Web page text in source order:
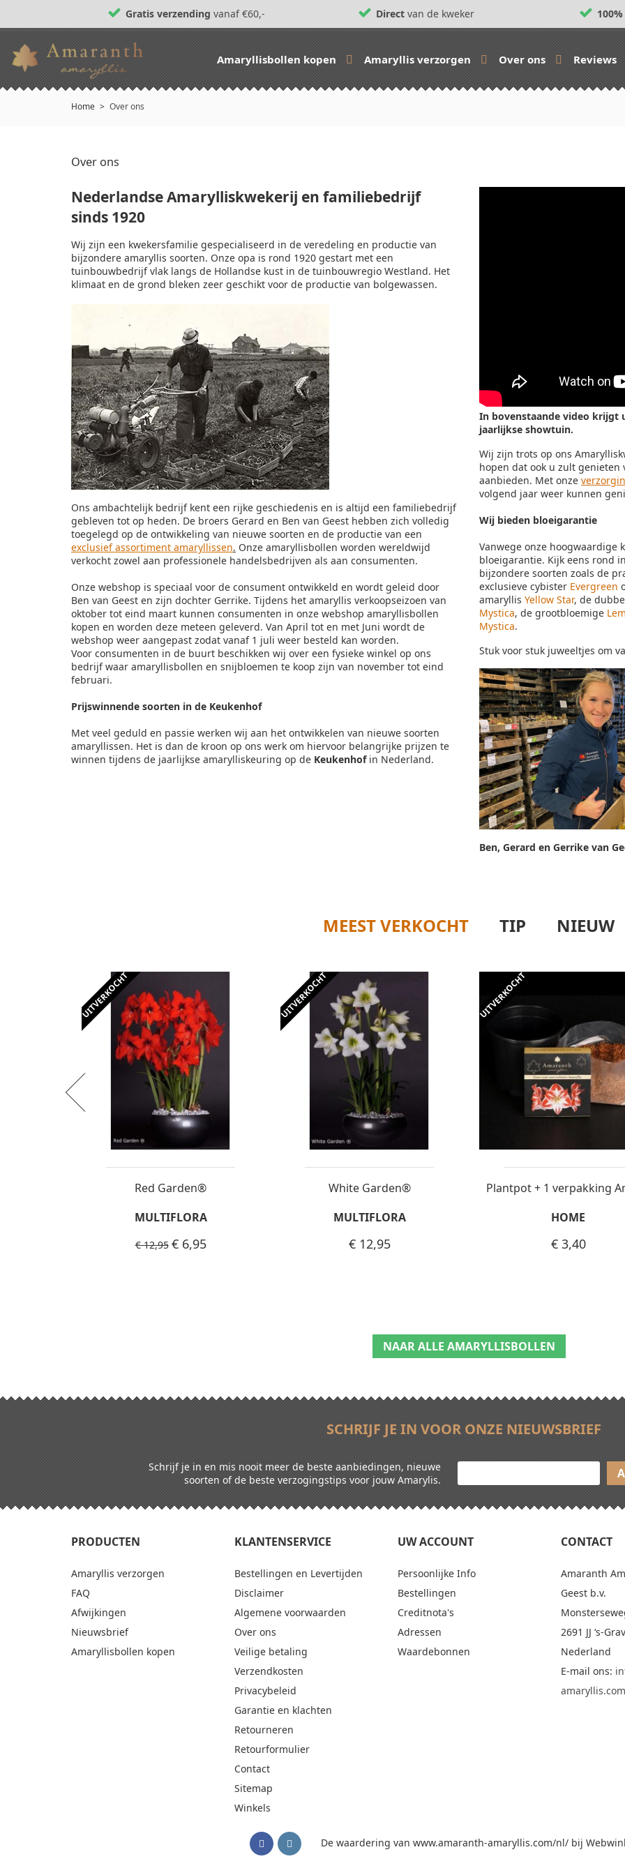
Gratis verzending vanaf €60,- Direct van de kweker 100%
Amaryllisbollen kopen Amaryllis verzorgen Over ons Reviews
Home Over ons
Over ons
Nederlandse Amarylliskwekerij en familiebedrijf
sinds 1920
Wij zijn een kwekersfamilie gespecialiseerd in de veredeling en productie van
bijzondere amaryllis soorten. Onze opa is rond 1920 gestart met een
tuinbouwbedrijf vlak langs de Hollandse kust in de tuinbouwregio Westland. Het
klimaat en de grond bleken zeer geschikt voor de productie van bolgewassen.
Ons ambachtelijk bedrijf kent een rijke geschiedenis en is altijd een familiebedrijf
gebleven tot op heden. De broers Gerard en Ben van Geest hebben zich volledig
toegelegd op de ontwikkeling van nieuwe soorten en de productie van een
exclusief assortiment amaryllissen. Onze amaryllisbollen worden wereldwijd
verkocht zowel aan professionele handelsbedrijven als aan consumenten.
Onze webshop is speciaal voor de consument ontwikkeld en wordt geleid door
Ben van Geest en zijn dochter Gerrike. Tijdens het amaryllis verkoopseizoen van
oktober tot eind maart kunnen consumenten in onze webshop amaryllisbollen
kopen en worden deze meteen geleverd. Van April tot en met Juni wordt de
webshop weer aangepast zodat vanaf 1 juli weer besteld kan worden.
Voor consumenten in de buurt beschikken wij over een fysieke winkel op ons
bedrijf waar amaryllisbollen en snijbloemen te koop zijn van november tot eind
februari.
Prijswinnende soorten in de Keukenhof
Met veel geduld en passie werken wij aan het ontwikkelen van nieuwe soorten
amaryllissen. Het is dan de kroon op ons werk om hiervoor belangrijke prijzen te
winnen tijdens de jaarlijkse amarylliskeuring op de Keukenhofin Nederland.
In bovenstaande video krijgt
jaarlijkse showtuin.
Wij zijn trots op ons
hopen dat ook u zult genieten
aanbieden. Met onze
volgend jaar weer kunnen
Wij bieden bloeigarantie
Vanwege onze
bloeigarantie. Kijk eens rond
bijzondere soorten zoals de
exclusieve cybister Evergreen
amaryllis Yellow Star, de
Mystica, de grootbloemige
Mystica.
Stuk voor stuk juweeltjes om
Ben, Gerard en Gerrike van
MEEST VERKOCHT TIP NIEUW
UITVERKOCHT
Red Garden®
MULTIFLORA
€ 12,95 € 6,95
UITVERKOCHT
White Garden®
MULTIFLORA
€ 12,95
UITVERKOCHT
HOME
€ 3,40
NAAR ALLE AMARYLLISBOLLEN
SCHRIJF JE IN VOOR ONZE NIEUWSBRIEF
Schrijf je in en mis nooit meer de beste aanbiedingen, nieuwe
soorten of de beste verzogingstips voor jouw Amarylis.
PRODUCTEN
Amaryllis verzorgen
FAQ
Afwijkingen
Nieuwsbrief
Amaryllisbollen kopen
KLANTENSERVICE
Bestellingen en Levertijden
Disclaimer
Algemene voorwaarden
Over ons
Veilige betaling
Verzendkosten
Privacybeleid
Garantie en klachten
Retourneren
Retourformulier
Contact
Sitemap
Winkels
UW ACCOUNT
Persoonlijke Info
Bestellingen
Creditnota's
Adressen
Waardebonnen
CONTACT
Amaranth
Geest b.v.
2691 JJ ‘s-
Nederland
E-mail ons:
amaryllis.com
De waardering van www.amaranth-amaryllis.com/nl/ bij